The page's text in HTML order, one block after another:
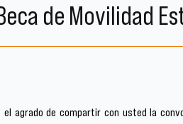
de Movilidad
agrado de compartir con usted la